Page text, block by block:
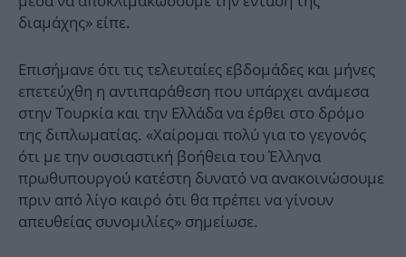
διαμάχης» είπε.
Επισήμανε ότι τις τελευταίες εβδομάδες και μήνες
επετεύχθη η αντιπαράθεση που υπάρχει ανάμεσα
στην Τουρκία και την Ελλάδα να έρθει στο δρόμο
της διπλωματίας. «Χαίρομαι πολύ για το γεγονός
ότι με την ουσιαστική βοήθεια του Έλληνα
πρωθυπουργού κατέστη δυνατό να ανακοινώσουμε
πριν από λίγο καιρό ότι θα πρέπει να γίνουν
απευθείας συνομιλίες» σημείωσε.